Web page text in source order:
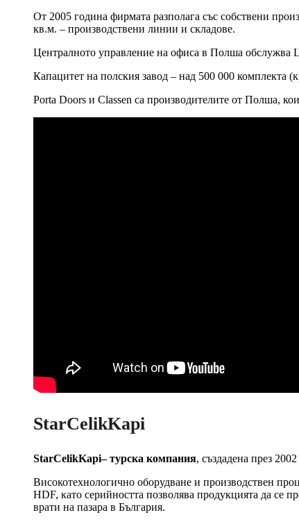
От 2005 година фирмата разполага със собствени
кв.м. – производствени линии и складове.
Централното управление на офиса в Полша обслужва
Капацитет на полския завод – над 500 000 комплекта
Porta Doors и Classen са производителите от Полша,
StarCelikKapi
StarCelikKapi– турска компания, създадена през
Високотехнологично оборудване и производствен
HDF, като серийността позволява продукцията да се
врати на пазара в България.